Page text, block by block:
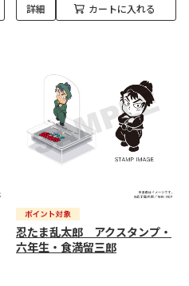
詳細 カートに入れる
忍たま乱太郎 アクスタンプ・
六年生・食満留三郎